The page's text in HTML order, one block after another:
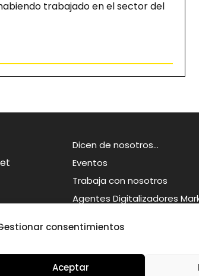
consentimientos
Aceptar
trabajado en el sector del
Dicen de nosotros…
Eventos
Trabaja con nosotros
Agentes Digitalizadores